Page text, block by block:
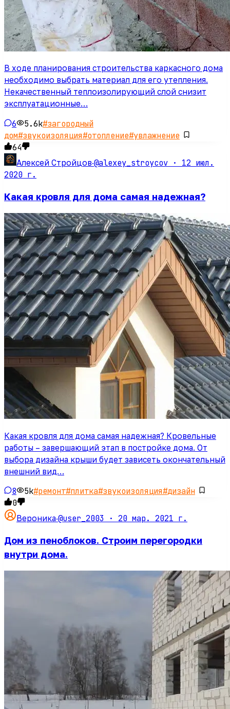
В ходе планирования строительства каркасного дома
необходимо выбрать материал для его утепления.
Некачественный теплоизолирующий слой снизит
эксплуатационные…
6 5.6k#загородный
дом#звукоизоляция#отопление#увлажнение
64
Алексей Стройцов·@alexey_stroycov · 12 июл.
2020 г.
Какая кровля для дома самая надежная?
Какая кровля для дома самая надежная? Кровельные
работы – завершающий этап в постройке дома. От
выбора дизайна крыши будет зависеть окончательный
внешний вид…
8 5k#ремонт#плитка#звукоизоляция#дизайн
0
Вероника·@user_2003 · 20 мар. 2021 г.
Дом из пеноблоков. Строим перегородки
внутри дома.